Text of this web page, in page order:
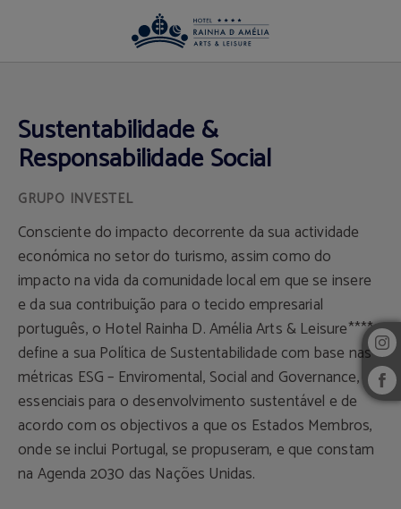
Sustentabilidade &
Responsabilidade Social
GRUPO INVESTEL
Consciente do impacto decorrente da sua actividade
económica no setor do turismo, assim como do
impacto na vida da comunidade local em que se insere
e da sua contribuição para o tecido empresarial
português, o Hotel Rainha D. Amélia Arts & Leisure****
define a sua Política de Sustentabilidade com base nas
métricas ESG – Enviromental, Social and Governance,
essenciais para o desenvolvimento sustentável e de
acordo com os objectivos a que os Estados Membros,
onde se inclui Portugal, se propuseram, e que constam
na Agenda 2030 das Nações Unidas.